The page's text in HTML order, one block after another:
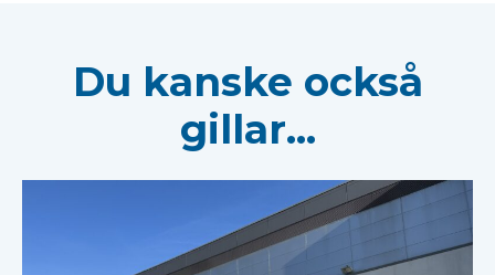
Du kanske också
gillar...